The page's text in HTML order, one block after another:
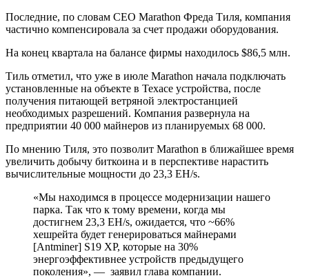
Последние, по словам CEO Marathon Фреда Тиля, компания
частично компенсировала за счет продажи оборудования.
На конец квартала на балансе фирмы находилось $86,5 млн.
Тиль отметил, что уже в июле Marathon начала подключать
установленные на объекте в Техасе устройства, после
получения питающей ветряной электростанцией
необходимых разрешений. Компания развернула на
предприятии 40 000 майнеров из планируемых 68 000.
По мнению Тиля, это позволит Marathon в ближайшее время
увеличить добычу биткоина и в перспективе нарастить
вычислительные мощности до 23,3 EH/s.
«Мы находимся в процессе модернизации нашего
парка. Так что к тому времени, когда мы
достигнем 23,3 EH/s, ожидается, что ~66%
хешрейта будет генерироваться майнерами
[Antminer] S19 XP, которые на 30%
энергоэффективнее устройств предыдущего
поколения», — заявил глава компании.